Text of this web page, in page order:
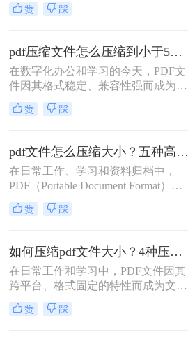
字体和多媒体内容也使得PDF文件体
送、云端存储和即时分享带来了巨大
困扰。如何高效、无损（或视觉无
损）地压缩PDF，成为一个普遍需
求。那么pdf怎么压缩呢？
赞 踩
pdf压缩文件怎么压缩到小于5M？4种压缩方法终极指南！
在数字化办公和学习的今天，PDF文
件因其格式稳定、兼容性强而成为我
们日常传输文档的首选。然而，我们
常常会遇到一个令人头疼的问题：一
清图片、复杂图表或嵌入字体而体积
庞大，动辄几十兆甚至上百兆。无论
是通过电子邮件发送（通常有附件大
小限制）、上传至学习平台还是提交
至企业系统，文件大小限制（如常见
的5MB）往往是一道难以逾越的关
5M呢？
赞 踩
pdf文件怎么压缩大小？五种高效方法全面解析与实战！
在日常工作、学习和资料归档中，
PDF（Portable Document Format）因
其跨平台、格式固定的特性而成为最
常用的文件格式之一。然而，随之而
不仅占用存储空间，更在邮件发送、
即时通讯传输和网页上传时带来诸多
不便。如何在不显著损失质量的前提
下，有效“瘦身”PDF文件，已成为一
项必备技能。
赞 踩
如何压缩pdf文件大小？4种压缩方法详解！
在日常工作和学习中，PDF文件因其
跨平台、格式固定的特性而成为文档
交换的首选格式。然而，过大的PDF
文件常常带来诸多不便，无论是通过
赞 踩